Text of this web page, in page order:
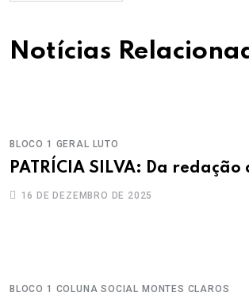
Notícias
BLOCO 1 GERAL LUTO
PATRÍCIA SILVA: Da
16 DE DEZEMBRO DE 2025
BLOCO 1 COLUNA SOCIAL MONTES CLAROS